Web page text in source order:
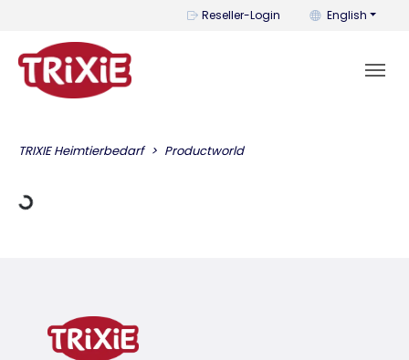
Reseller-Login You can
English
TRIXIE Heimtierbedarf Productworld
Data